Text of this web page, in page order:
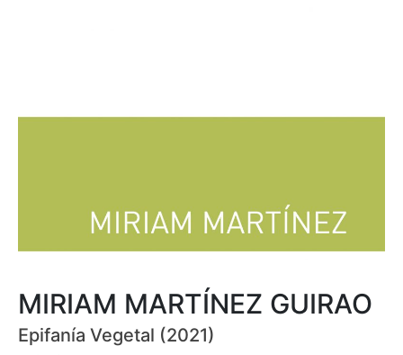
MIRIAM MARTÍNEZ GUIRAO
Epifanía Vegetal (2021)